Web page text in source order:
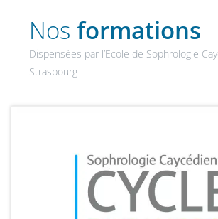
Nosformations
Dispensées par l’Ecole de Sophrologie
Strasbourg